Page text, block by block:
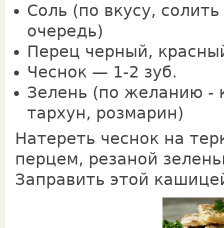
Соль (по вкусу,
очередь)
Перец черный,
Чеснок — 1-2 зуб.
Зелень (по желанию -
тархун, розмарин)
Натереть чеснок на
перцем, резаной
Заправить этой